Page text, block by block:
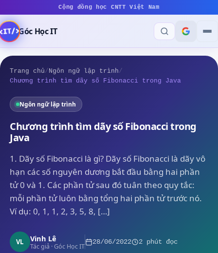
Cộng đồng học CNTT Việt Nam
Góc Học IT
Trang chủ/ Ngôn ngữ lập trình/
Chương trình tìm dãy số Fibonacci trong Java
Ngôn ngữ lập trình
Chương trình tìm dãy số Fibonacci trong
Java
1. Dãy số Fibonacci là gì? Dãy số Fibonacci là dãy vô
hạn các số nguyên dương bắt đầu bằng hai phần
tử 0 và 1. Các phần tử sau đó tuân theo quy tắc:
mỗi phần tử luôn bằng tổng hai phần tử trước nó.
Ví dụ: 0, 1, 1, 2, 3, 5, 8, […]
VL Vinh Lê
Tác giả · Góc Học IT
28/06/2022 2 phút đọc